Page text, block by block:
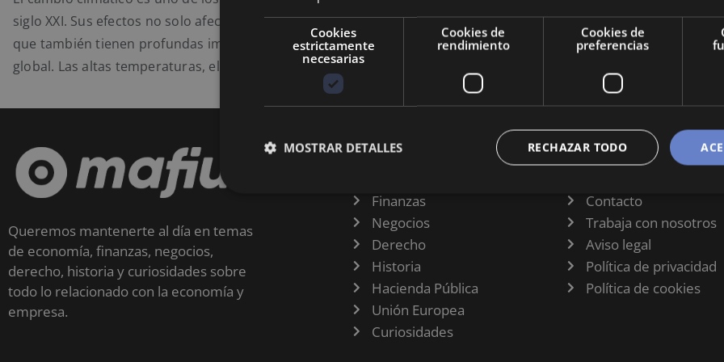
siglo XXI. Sus efectos no solo afectan al medio ambiente, sino
que también tienen profundas implicaciones en la economía
global. Las altas temperaturas, el aumento del nivel
Queremos mantenerte al día en temas
de economía, finanzas, negocios,
derecho, historia y curiosidades sobre
todo lo relacionado con la economía y
empresa.
Finanzas
Negocios
Derecho
Historia
Hacienda Pública
Unión Europea
Curiosidades
INFORMACIÓN
Contacto
Trabaja con nosotros
Aviso legal
Política de privacidad
Política de cookies
Cookies
estrictamente
necesarias
Cookies de
rendimiento
Cookies de
preferencias
RECHAZAR TODO
MOSTRAR DETALLES